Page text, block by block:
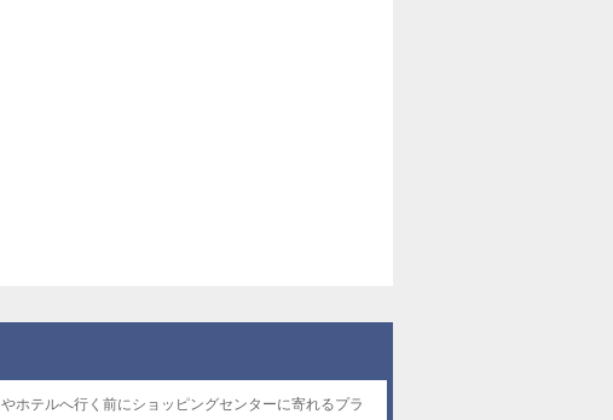
ホテルへ行く前にショッピングセンターに寄れるプラ